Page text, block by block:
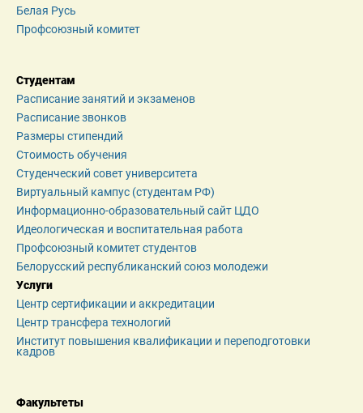
Белая Русь
Профсоюзный комитет
Студентам
Расписание занятий и экзаменов
Расписание звонков
Размеры стипендий
Стоимость обучения
Студенческий совет университета
Виртуальный кампус (студентам РФ)
Информационно-образовательный сайт ЦДО
Идеологическая и воспитательная работа
Профсоюзный комитет студентов
Белорусский республиканский союз молодежи
Услуги
Центр сертификации и аккредитации
Центр трансфера технологий
Институт повышения квалификации и переподготовки
кадров
Факультеты